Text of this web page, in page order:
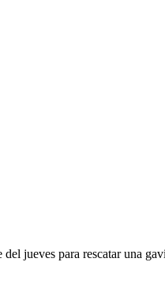
jueves para rescatar una